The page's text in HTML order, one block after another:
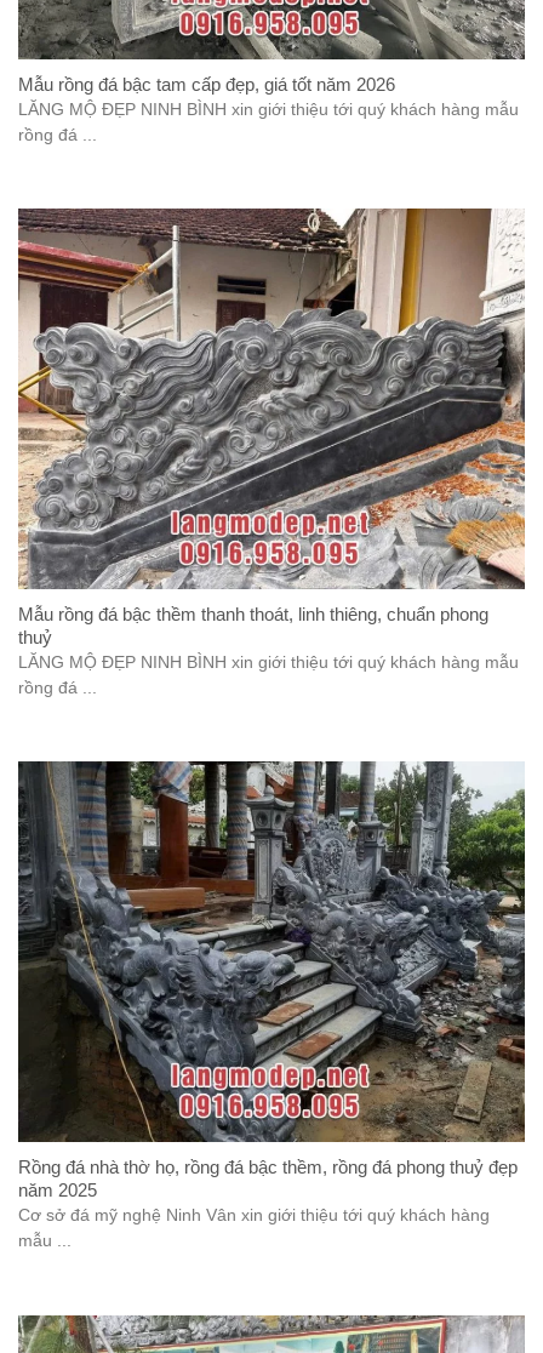
Mẫu rồng đá bậc tam cấp đẹp, giá tốt năm 2026
LĂNG MỘ ĐẸP NINH BÌNH xin giới thiệu tới quý khách hàng mẫu
rồng đá ...
Mẫu rồng đá bậc thềm thanh thoát, linh thiêng, chuẩn phong
thuỷ
LĂNG MỘ ĐẸP NINH BÌNH xin giới thiệu tới quý khách hàng mẫu
rồng đá ...
Rồng đá nhà thờ họ, rồng đá bậc thềm, rồng đá phong thuỷ đẹp
năm 2025
Cơ sở đá mỹ nghệ Ninh Vân xin giới thiệu tới quý khách hàng
mẫu ...